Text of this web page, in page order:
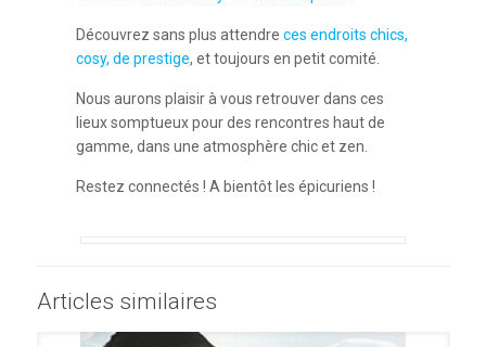
Découvrez sans plus attendreces endroits chics,
cosy, de prestige, et toujours en petit comité.
Nous aurons plaisir à vous retrouver dans ces
lieux somptueux pour des rencontres haut de
gamme, dans une atmosphère chic et zen.
Restez connectés ! A bientôt les épicuriens !
Articles similaires